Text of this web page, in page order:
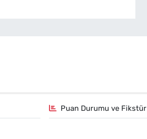
Puan Durumu ve Fikstür